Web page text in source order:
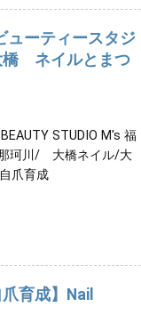
ューティースタジ
橋 ネイルとまつ
STUDIO M's 福
珂川/ 大橋ネイル/大
爪育成
育成】Nail